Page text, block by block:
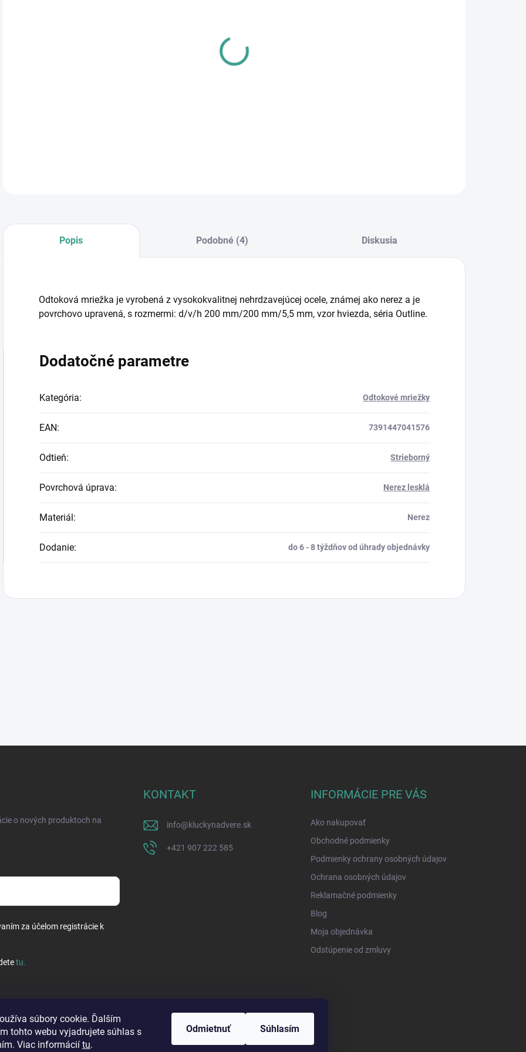
súbory cookie. Ďalším
tohto webu vyjadrujete súhlas s
Viac informácií tu.
Odmietnuť Súhlasím
Popis Podobné (4) Diskusia
Odtoková mriežka je vyrobená z vysokokvalitnej nehrdzavejúcej ocele, známej ako nerez a je
povrchovo upravená, s rozmermi: d/v/h 200 mm/200 mm/5,5 mm, vzor hviezda, séria Outline.
Dodatočné parametre
Kategória: Odtokové mriežky
EAN: 7391447041576
Odtieň: Strieborný
Povrchová úprava: Nerez lesklá
Materiál: Nerez
Dodanie: do 6 - 8 týždňov od úhrady objednávky
o nových produktoch na
za účelom registrácie k
tu.
KONTAKT
info@kluckynadvere.sk
+421 907 222 585
INFORMÁCIE PRE VÁS
Ako nakupovať
Obchodné podmienky
Podmienky ochrany osobných údajov
Ochrana osobných údajov
Reklamačné podmienky
Blog
Moja objednávka
Odstúpenie od zmluvy